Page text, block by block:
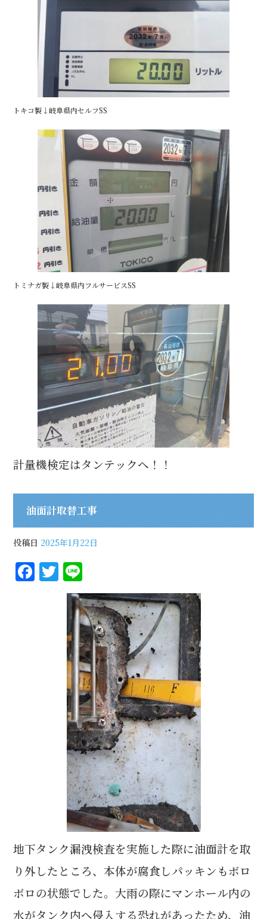
トキコ製↓岐阜県内セルフSS
トミナガ製↓岐阜県内フルサービスSS
計量機検定はタンテックへ！！
油面計取替工事
投稿日 2025年1月22日
F
a
T
w
it
te
r
n
e
地下タンク漏洩検査を実施した際に油面計を取
り外したところ、本体が腐食しパッキンもボロ
ボロの状態でした。大雨の際にマンホール内の
水がタンク内へ侵入する恐れがあったため、油